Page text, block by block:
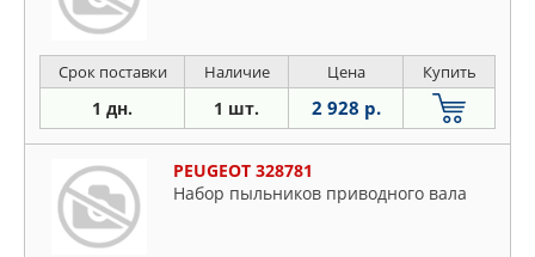
Срок поставки Наличие Цена Купить
1 дн. 1 шт. 2 928 р.
PEUGEOT 328781
Набор пыльников приводного вала